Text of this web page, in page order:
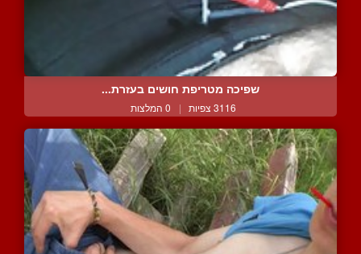
שפיכה מטריפת חושים בעזרת...
3116 צפיות | 0 המלצות